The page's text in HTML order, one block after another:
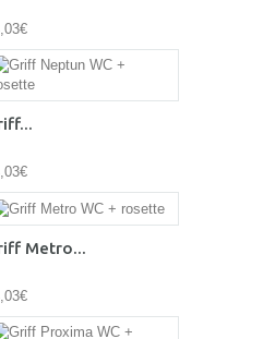
Metro...